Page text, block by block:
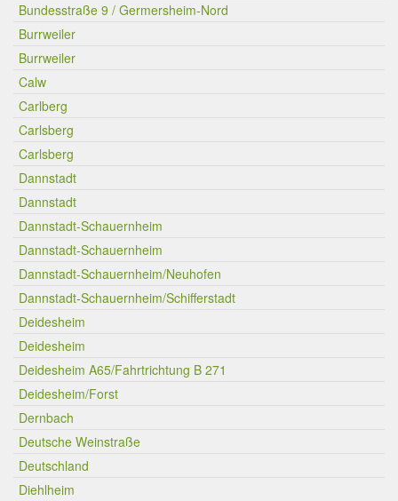
Bundesstraße 9 / Germersheim-Nord
Burrweiler
Burrweiler
Calw
Carlberg
Carlsberg
Carlsberg
Dannstadt
Dannstadt
Dannstadt-Schauernheim
Dannstadt-Schauernheim
Dannstadt-Schauernheim/Neuhofen
Dannstadt-Schauernheim/Schifferstadt
Deidesheim
Deidesheim
Deidesheim A65/Fahrtrichtung B 271
Deidesheim/Forst
Dernbach
Deutsche Weinstraße
Deutschland
Diehlheim